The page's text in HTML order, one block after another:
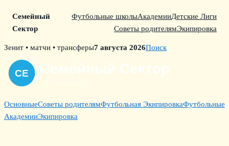
Семейный
Сектор
Футбольные школыАкадемииДетские Лиги
Советы родителямЭкипировка
Skip
content
Зенит • матчи • трансферы7 августа 2026Поиск
ОсновныеСоветы родителямФутбольная ЭкипировкаФутбольные
АкадемииЭкипировка